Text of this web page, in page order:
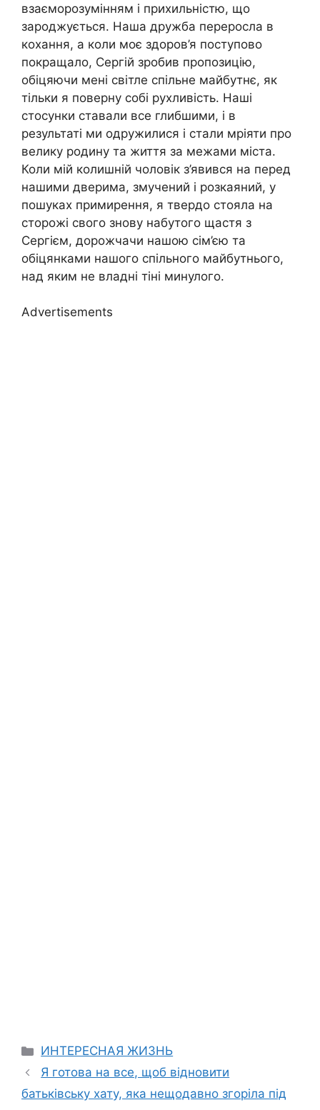
взаєморозумінням і прихильністю, що
зароджується. Наша дружба переросла в
кохання, а коли моє здоров’я поступово
покращало, Сергій зробив пропозицію,
обіцяючи мені світле спільне майбутнє, як
тільки я поверну собі рухливість. Наші
стосунки ставали все глибшими, і в
результаті ми одружилися і стали мріяти про
велику родину та життя за межами міста.
Коли мій колишній чоловік з’явився на перед
нашими дверима, змучений і розкаяний, у
пошуках примирення, я твердо стояла на
сторожі свого знову набутого щастя з
Сергієм, дорожчачи нашою сім’єю та
обіцянками нашого спільного майбутнього,
над яким не владні тіні минулого.
Advertisements
Categories
ИНТЕРЕСНАЯ ЖИЗНЬ
Я готова на все, щоб відновити
батьківську хату, яка нещодавно згоріла під